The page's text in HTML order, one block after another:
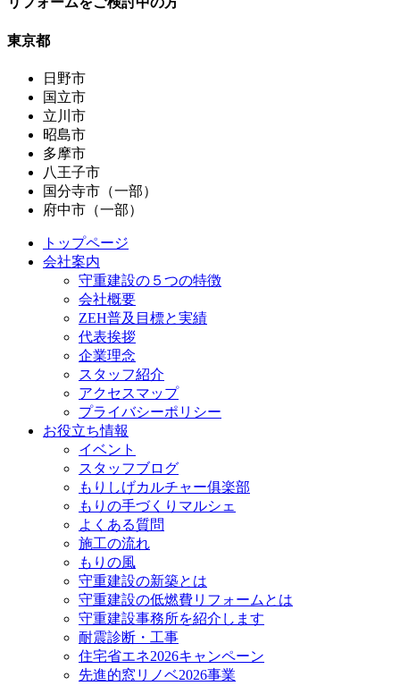
東京都
日野市
国立市
立川市
昭島市
多摩市
八王子市
国分寺市（一部）
府中市（一部）
トップページ
会社案内
守重建設の５つの特徴
会社概要
ZEH普及目標と実績
代表挨拶
企業理念
スタッフ紹介
アクセスマップ
プライバシーポリシー
お役立ち情報
イベント
スタッフブログ
もりしげカルチャー俱楽部
もりの手づくりマルシェ
よくある質問
施工の流れ
もりの風
守重建設の新築とは
守重建設の低燃費リフォームとは
守重建設事務所を紹介します
耐震診断・工事
住宅省エネ2026キャンペーン
先進的窓リノベ2026事業